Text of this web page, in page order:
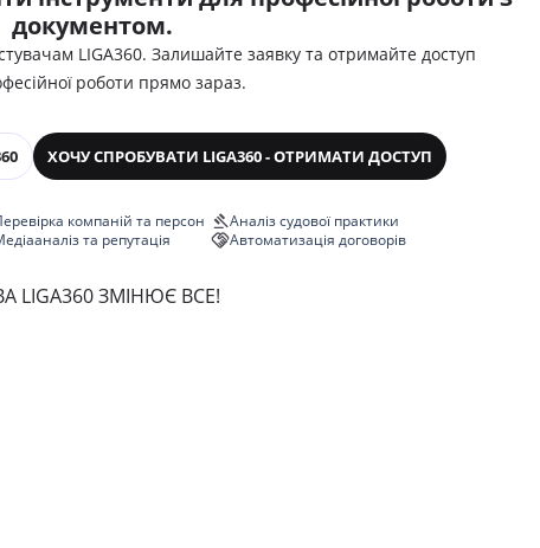
документом.
LIGA360. Залишайте заявку та отримайте доступ
роботи прямо зараз.
ХОЧУ СПРОБУВАТИ LIGA360 - ОТРИМАТИ ДОСТУП
компаній та персон
та репутація
Аналіз судової практики
Автоматизація договорів
LIGA360 ЗМІНЮЄ ВСЕ!